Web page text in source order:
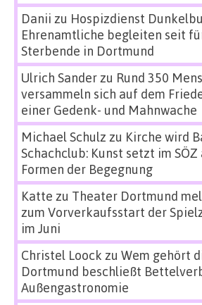
Danii zu Hospizdienst
Ehrenamtliche begleiten seit
Sterbende in Dortmund
Ulrich Sanderzu Rund 350
versammeln sich auf dem
einer Gedenk- und Mahnwache
Michael Schulz zu Kirche wird
Schachclub: Kunst setzt im
Formen der Begegnung
Katte zu Theater Dortmund
zum Vorverkaufsstart der
im Juni
Christel Loock zu Wem gehört
Dortmund beschließt
Außengastronomie